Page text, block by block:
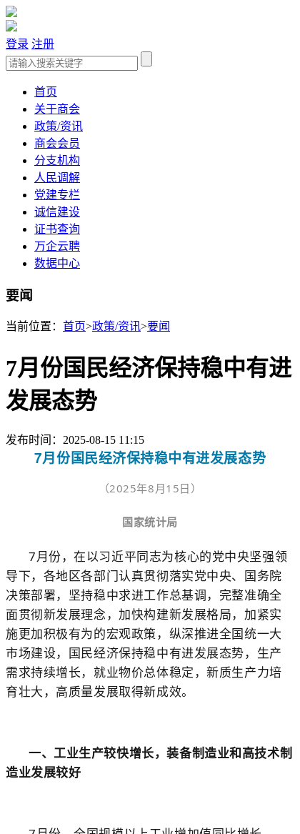
登录 注册
首页
关于商会
政策/资讯
商会会员
分支机构
人民调解
党建专栏
诚信建设
证书查询
万企云聘
数据中心
要闻
当前位置： 首页>政策/资讯>要闻
7月份国民经济保持稳中有进
发展态势
发布时间：2025-08-15 11:15
7月份国民经济保持稳中有进发展态势
（2025年8月15日）
国家统计局
7月份，在以习近平同志为核心的党中央坚强领
导下，各地区各部门认真贯彻落实党中央、国务院
决策部署，坚持稳中求进工作总基调，完整准确全
面贯彻新发展理念，加快构建新发展格局，加紧实
施更加积极有为的宏观政策，纵深推进全国统一大
市场建设，国民经济保持稳中有进发展态势，生产
需求持续增长，就业物价总体稳定，新质生产力培
育壮大，高质量发展取得新成效。
一、工业生产较快增长，装备制造业和高技术制
造业发展较好